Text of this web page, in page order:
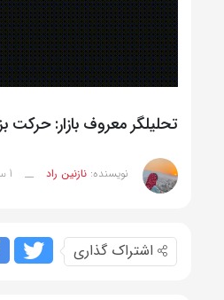
تحلیلگر معروف بازار:
نویسنده: نازنین راد __ 1 سال پیش
اشتراک گذاری